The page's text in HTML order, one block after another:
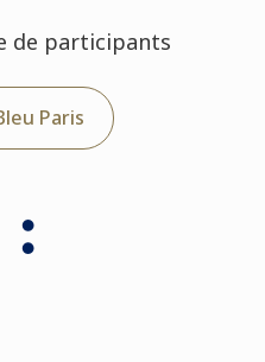
de participants
Paris